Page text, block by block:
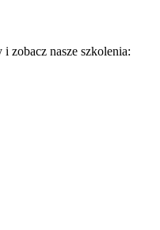
zobacz nasze szkolenia: